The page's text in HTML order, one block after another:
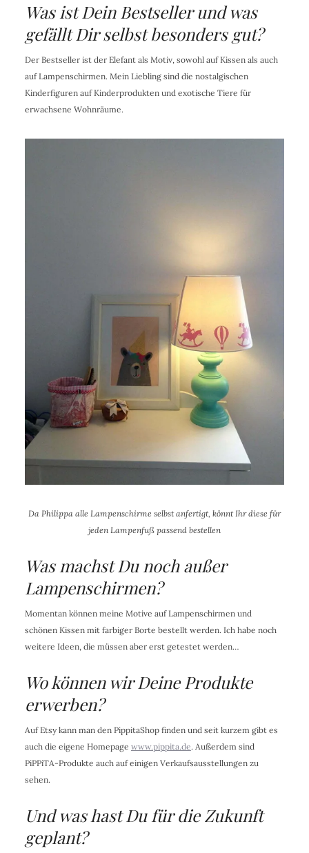
Was ist Dein Bestseller und was
gefällt Dir selbst besonders gut?
Der Bestseller ist der Elefant als Motiv, sowohl auf Kissen als auch
auf Lampenschirmen. Mein Liebling sind die nostalgischen
Kinderfiguren auf Kinderprodukten und exotische Tiere für
erwachsene Wohnräume.
Da Philippa alle Lampenschirme selbst anfertigt, könnt Ihr diese für
jeden Lampenfuß passend bestellen
Was machst Du noch außer
Lampenschirmen?
Momentan können meine Motive auf Lampenschirmen und
schönen Kissen mit farbiger Borte bestellt werden. Ich habe noch
weitere Ideen, die müssen aber erst getestet werden…
Wo können wir Deine Produkte
erwerben?
Auf Etsy kann man den PippitaShop finden und seit kurzem gibt es
auch die eigene Homepage www.pippita.de. Außerdem sind
PiPPiTA-Produkte auch auf einigen Verkaufsausstellungen zu
sehen.
Und was hast Du für die Zukunft
geplant?